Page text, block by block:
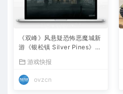
《双峰》风悬疑恐怖恶魔城新
游《银松镇 Silver Pines》确
现已上线
游戏快报
ovzcn